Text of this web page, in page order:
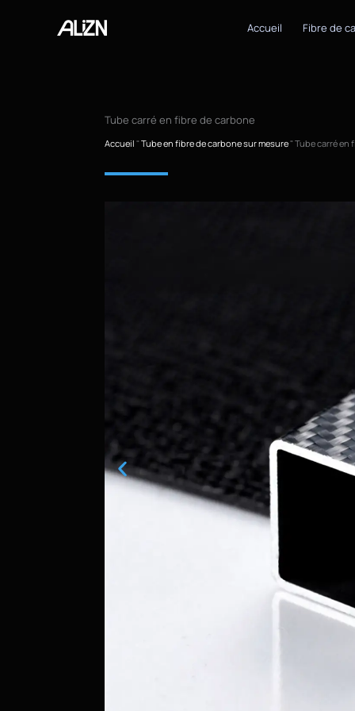
Accueil Fibre de
Tube carré en fibre de carbone
Accueil "Tube en fibre de carbone sur mesure"Tube carré en